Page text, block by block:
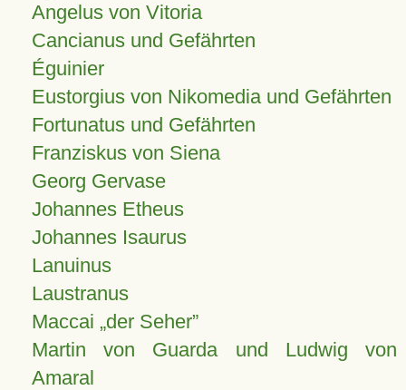
Angelus von Vitoria
Cancianus und Gefährten
Éguinier
Eustorgius von Nikomedia und Gefährten
Fortunatus und Gefährten
Franziskus von Siena
Georg Gervase
Johannes Etheus
Johannes Isaurus
Lanuinus
Laustranus
Maccai „der Seher”
Martin von Guarda und Ludwig von
Amaral